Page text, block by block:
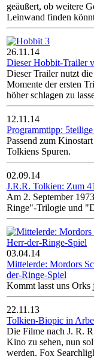
geäußert, ob weitere
Leinwand finden
26.11.14
Dieser Hobbit-Trailer
Dieser Trailer nutzt
Momente der ersten
höher schlagen zu
12.11.14
Programmtipp:
Passend zum
Tolkiens Spuren.
02.09.14
J.R.R. Tolkien: Zum
Am 2. September
Ringe"-Trilogie und
03.04.14
Mittelerde: Mordors
der-Ringe-Spiel
Kommt lasst uns
22.11.13
Tolkien-Biopic in
Die Filme nach J. R.
Kino zu sehen, nun
werden. Fox